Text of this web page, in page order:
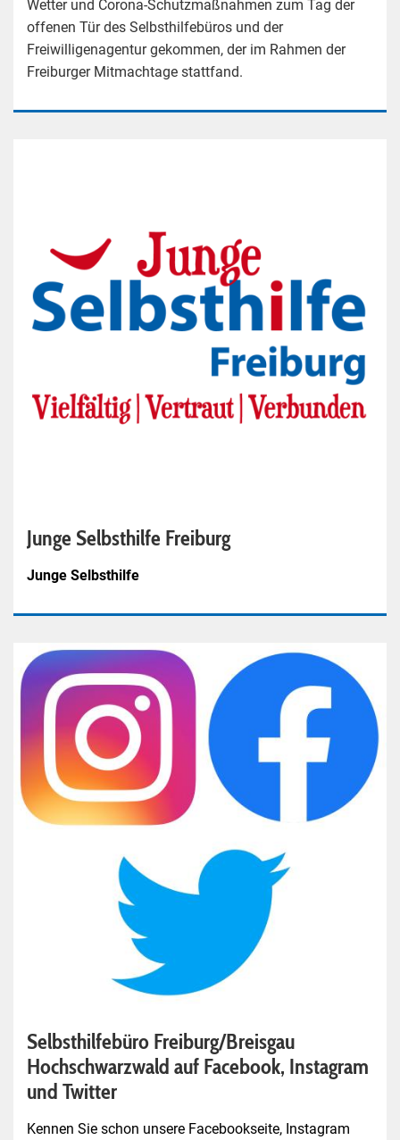
Wetter und Corona-Schutzmaßnahmen zum Tag der
offenen Tür des Selbsthilfebüros und der
Freiwilligenagentur gekommen, der im Rahmen der
Freiburger Mitmachtage stattfand.
Junge Selbsthilfe Freiburg
Junge Selbsthilfe
Selbsthilfebüro Freiburg/Breisgau
Hochschwarzwald auf Facebook, Instagram
und Twitter
Kennen Sie schon unsere Facebookseite, Instagram